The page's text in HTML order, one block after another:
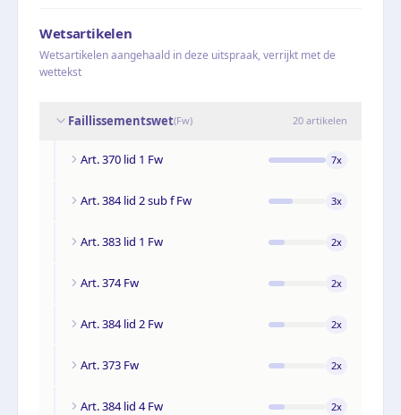
Wetsartikelen
Wetsartikelen aangehaald in deze uitspraak, verrijkt met de
wettekst
Faillissementswet(Fw) 20 artikelen
Art. 370 lid 1 Fw 7x
Art. 384 lid 2 sub f Fw 3x
Art. 383 lid 1 Fw 2x
Art. 374 Fw 2x
Art. 384 lid 2 Fw 2x
Art. 373 Fw 2x
Art. 384 lid 4 Fw 2x